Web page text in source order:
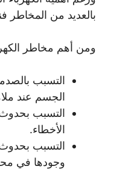
بالعديد من المخاطر
ومن أهم مخاطر
التسبب
الجسم عند
التسبب
الأخطاء.
التسبب بحدوث
وجودها في